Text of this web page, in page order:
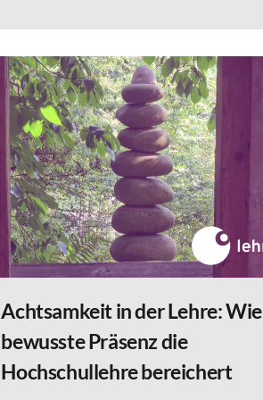
Achtsamkeit in der Lehre: Wie
bewusste Präsenz die
Hochschullehre bereichert